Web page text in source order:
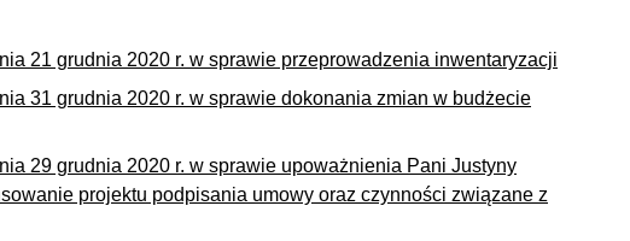
21 grudnia 2020 r. w sprawie przeprowadzenia inwentaryzacji
31 grudnia 2020 r. w sprawie dokonania zmian w budżecie
29 grudnia 2020 r. w sprawie upoważnienia Pani Justyny
projektu podpisania umowy oraz czynności związane z